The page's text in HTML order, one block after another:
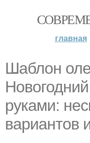
главная
Шаблон
руками:
вариантов